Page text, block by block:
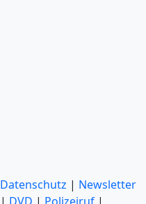
Datenschutz | Newsletter